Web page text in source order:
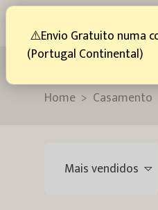
Home Casamento
Mais vendidos
⚠️Envio Gratuito numa
(Portugal Continental)